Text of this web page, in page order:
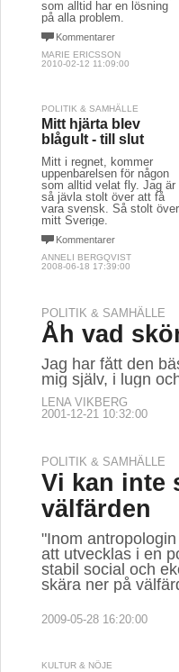
som alltid har en lösning
på alla problem.
Kommentarer
MARIE ERICSSON
2010-02-12 11:09:00
POLITIK & SAMHÄLLE
Mitt hjärta blev
blågult - till slut
Mitt i regnet, kommer
uppenbarelsen för någon
som alltid velat fly. Jag är
så jävla stolt över att få
vara svensk. Så stolt över
mitt Sverige.
Kommentarer
ANNELI BERGQVIST
2008-06-18 17:39:00
POLITIK & SAMHÄLLE
Åh vad
Jag har fått den
mig själv, i lugn
LENA VIKBERG
2001-12-21 10:32:00
POLITIK & SAMHÄLLE
Vi kan inte
välfärden
"Inom
att utvecklas i en
stabil social och
skära ner på
2009-05-28 16:20:00
KULTUR & NÖJE